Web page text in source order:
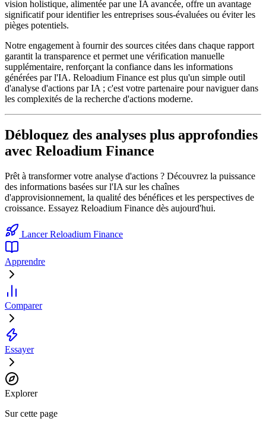
vision holistique, alimentée par une IA avancée, offre un avantage
significatif pour identifier les entreprises sous-évaluées ou éviter les
pièges potentiels.
Notre engagement à fournir des sources citées dans chaque rapport
garantit la transparence et permet une vérification manuelle
supplémentaire, renforçant la confiance dans les informations
générées par l'IA. Reloadium Finance est plus qu'un simple outil
d'analyse d'actions par IA ; c'est votre partenaire pour naviguer dans
les complexités de la recherche d'actions moderne.
Débloquez des analyses plus approfondies
avec Reloadium Finance
Prêt à transformer votre analyse d'actions ? Découvrez la puissance
des informations basées sur l'IA sur les chaînes
d'approvisionnement, la qualité des bénéfices et les perspectives de
croissance. Essayez Reloadium Finance dès aujourd'hui.
Lancer Reloadium Finance
Apprendre
Comparer
Essayer
Explorer
Sur cette page